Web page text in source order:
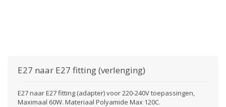
E27 naar E27 fitting (verlenging)
E27 naar E27 fitting (adapter) voor 220-240V toepassingen,
Maximaal 60W. Materiaal Polyamide Max 120C.